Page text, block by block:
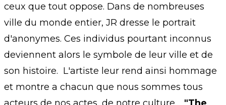
ceux que tout oppose. Dans de nombreuses
ville du monde entier, JR dresse le portrait
d'anonymes. Ces individus pourtant inconnus
deviennent alors le symbole de leur ville et de
son histoire. L'artiste leur rend ainsi hommage
et montre a chacun que nous sommes tous